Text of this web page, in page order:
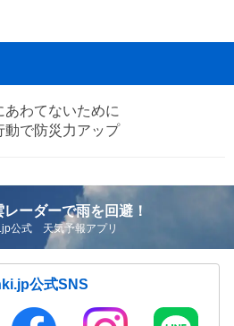
あわてないために
動で防災力アップ
レーダーで雨を回避！
公式 天気予報アプリ
公式SNS